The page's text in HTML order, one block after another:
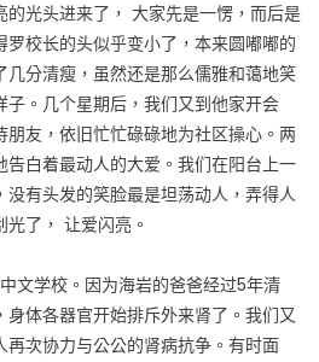
的光头进来了， 大家先是一愣，而后是
校长的头似乎变小了，本来圆嘟嘟的
分清瘦，虽然还是那么儒雅和蔼地笑
。几个星期后，我们又到他家开会
朋友，依旧忙忙碌碌地为社区操心。两
白着最动人的大爱。我们在阳台上一
有头发的笑脸最是坦荡动人，弄得人
了， 让爱闪亮。
学校。因为海岩的爸爸经过5年清
体各器官开始排斥外来肾了。我们又
次协力与公公的肾病抗争。有时面